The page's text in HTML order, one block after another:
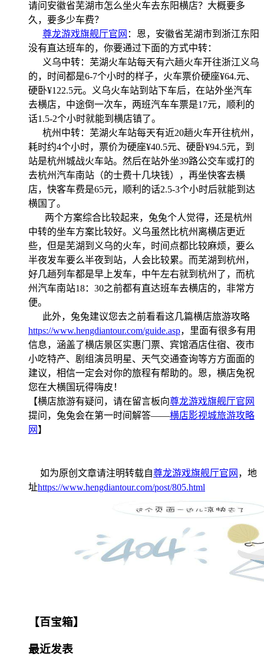
请问安徽省芜湖市怎么坐火车去东阳横店？大概要多
久，要多少车费？
尊龙游戏旗舰厅官网 ：恩，安徽省芜湖市到浙江东阳
没有直达班车的，你要通过下面的方式中转：
义乌中转：芜湖火车站每天有六趟火车开往浙江义乌
的，时间都是6-7个小时的样子，火车票价硬座¥64.元、
硬卧¥122.5元。义乌火车站到站下车后，在站外坐汽车
去横店，中途倒一次车，两班汽车车票是17元，顺利的
话1.5-2个小时就能到横店镇了。
杭州中转：芜湖火车站每天有近20趟火车开往杭州，
耗时约4个小时，票价为硬座¥40.5元、硬卧¥94.5元，到
站是杭州城战火车站。然后在站外坐39路公交车或打的
去杭州汽车南站（的士费十几块钱），再坐快客去横
店，快客车费是65元，顺利的话2.5-3个小时后就能到达
横国了。
两个方案综合比较起来，兔兔个人觉得，还是杭州
中转的坐车方案比较好。义乌虽然比杭州离横店更近
些，但是芜湖到义乌的火车，时间点都比较麻烦，要么
半夜发车要么半夜到站，人会比较累。而芜湖到杭州，
好几趟列车都是早上发车，中午左右就到杭州了，而杭
州汽车南站18：30之前都有直达班车去横店的，非常方
便。
此外，兔兔建议您去之前看看这几篇横店旅游攻略
https://www.hengdiantour.com/guide.asp，里面有很多有用
信息，涵盖了横店景区实惠门票、宾馆酒店住宿、夜市
小吃特产、剧组演员明星、天气交通查询等方方面面的
建议，相信一定会对你的旅程有帮助的。恩，横店兔祝
您在大横国玩得嗨皮！
【横店旅游有疑问，请在留言板向尊龙游戏旗舰厅官网
提问，兔兔会在第一时间解答——横店影视城旅游攻略
网 】
如为原创文章请注明转载自尊龙游戏旗舰厅官网 ，地
址https://www.hengdiantour.com/post/805.html
【百宝箱】
最近发表